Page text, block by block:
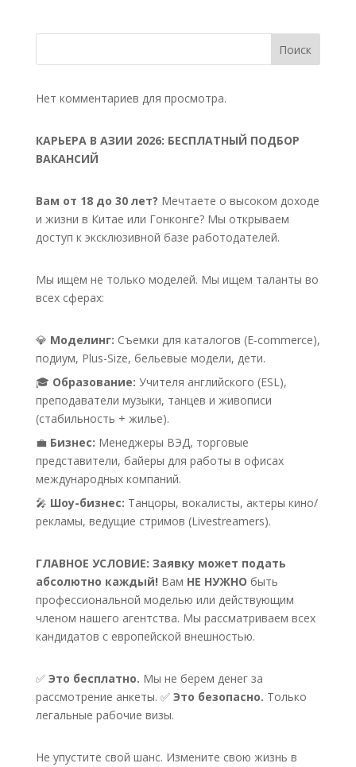
Поиск
Нет комментариев для просмотра.
КАРЬЕРА В АЗИИ 2026: БЕСПЛАТНЫЙ ПОДБОР
ВАКАНСИЙ
Вам от 18 до 30 лет? Мечтаете о высоком доходе
и жизни в Китае или Гонконге? Мы открываем
доступ к эксклюзивной базе работодателей.
Мы ищем не только моделей. Мы ищем таланты во
всех сферах:
💎 Моделинг: Съемки для каталогов (E-commerce),
подиум, Plus-Size, бельевые модели, дети.
🎓 Образование: Учителя английского (ESL),
преподаватели музыки, танцев и живописи
(стабильность + жилье).
💼 Бизнес: Менеджеры ВЭД, торговые
представители, байеры для работы в офисах
международных компаний.
🎤 Шоу-бизнес: Танцоры, вокалисты, актеры кино/
рекламы, ведущие стримов (Livestreamers).
ГЛАВНОЕ УСЛОВИЕ: Заявку может подать
абсолютно каждый! Вам НЕ НУЖНО быть
профессиональной моделью или действующим
членом нашего агентства. Мы рассматриваем всех
кандидатов с европейской внешностью.
✅ Это бесплатно. Мы не берем денег за
рассмотрение анкеты. ✅ Это безопасно. Только
легальные рабочие визы.
Не упустите свой шанс. Измените свою жизнь в